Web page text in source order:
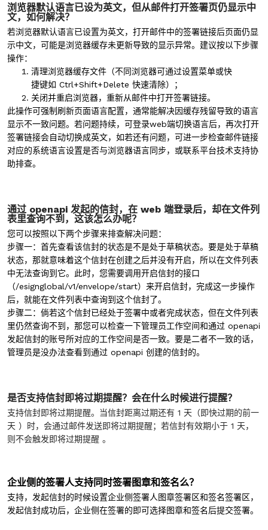
浏览器默认语言已设为英文，但从邮件打开签署页仍显示中
文，如何解决？
若浏览器默认语言已设置为英文，打开邮件中的签署链接后页面仍显
示中文，可能是浏览器缓存未更新导致的显示异常。建议按以下步骤
操作：
清理浏览器缓存文件（不同浏览器可通过设置菜单或快
捷键如 Ctrl+Shift+Delete 快速清除）；
关闭并重启浏览器，重新从邮件中打开签署链接。
此操作可强制刷新页面语言配置，通常能解决因缓存残留导致的语言
显示不一致问题。若问题持续，可登录web端切换语言后，再次打开
签署链接会自动切换成英文，如若还有问题，可进一步检查邮件链接
对应的系统语言设置是否与浏览器语言同步，或联系平台技术支持协
助排查。
通过 openapi 发起的信封，在 web 端登录后，却在文件列
表里查询不到，这该怎么办呢？
您可以按照以下两个步骤来排查解决问题：
步骤一：首先查看该信封的状态是不是处于草稿状态。要是处于草稿
状态，那就意味着这个信封在创建之后并没有开启，所以在文件列表
中无法查询到它。此时，您需要调用开启信封的接口
（/esignglobal/v1/envelope/start）来开启信封，完成这一步操作
后，就能在文件列表中查询到这个信封了。
步骤二：倘若这个信封已经处于签署中或者完成状态，但在文件列表
里仍然查询不到，那您可以检查一下管理员工作空间和通过 openapi
发起信封的账号所对应的工作空间是否一致。要是二者不一致的话，
管理员是没办法查看到通过 openapi 创建的信封的。
是否支持信封即将过期提醒？会在什么时候进行提醒？
支持信封即将过期提醒。当信封距离过期还有 1 天（即快过期的前一
天 ）时，会通过邮件发送即将过期提醒；若信封有效期小于 1 天，
则不会触发即将过期提醒 。
企业侧的签署人支持同时签署图章和签名么？
支持，发起信封的时候设置企业侧签署人图章签署区和签名签署区，
发起信封成功后，企业侧在签署的即可选择图章和签名后提交签署。